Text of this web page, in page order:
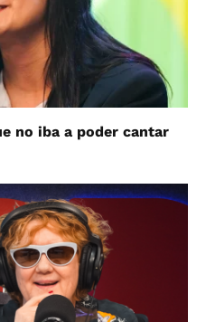
no iba a poder cantar